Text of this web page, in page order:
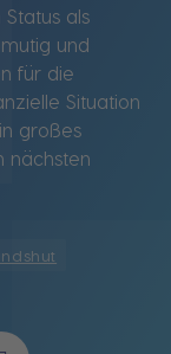
als
und
für die
Situation
großes
nächsten